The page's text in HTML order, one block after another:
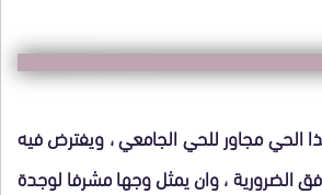
الحي مجاور للحي الجامعي ، ويفترض فيه
الضرورية ، وان يمثل وجها مشرفا لوجدة